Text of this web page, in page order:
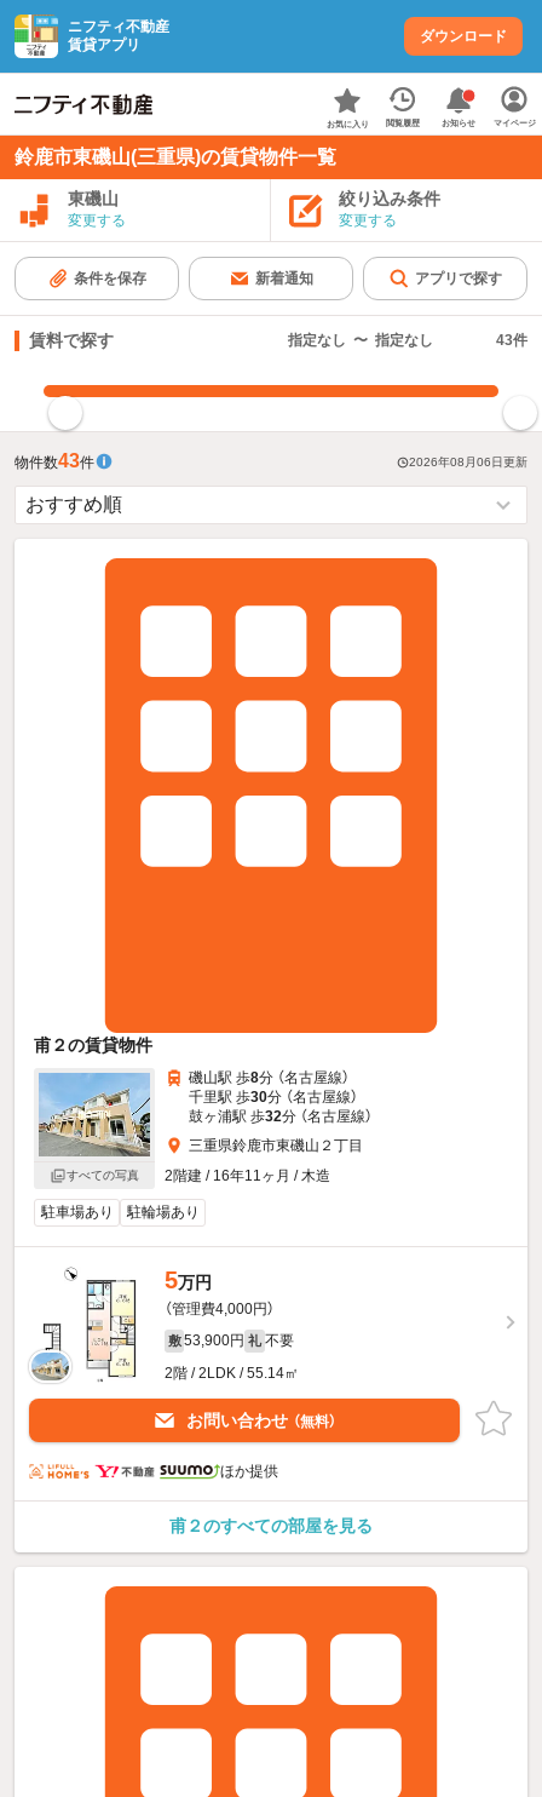
ニフティ不動産
賃貸アプリ
ダウンロード
お気に入り 閲覧履歴 お知らせ マイページ
鈴鹿市東磯山(三重県)の賃貸物件一覧
東磯山
変更する
絞り込み条件
変更する
条件を保存 新着通知 アプリで探す
賃料で探す 指定なし 〜 指定なし 43件
物件数43件 2026年08月06日更新
甫２の賃貸物件
すべての写真
磯山駅 歩8分 （名古屋線）
千里駅 歩30分 （名古屋線）
鼓ヶ浦駅 歩32分 （名古屋線）
三重県鈴鹿市東磯山２丁目
2階建 / 16年11ヶ月 / 木造
駐車場あり 駐輪場あり
5万円
（管理費4,000円）
敷 53,900円 礼 不要
2階 / 2LDK / 55.14㎡
お問い合わせ （無料）
ほか提供
甫２のすべての部屋を見る